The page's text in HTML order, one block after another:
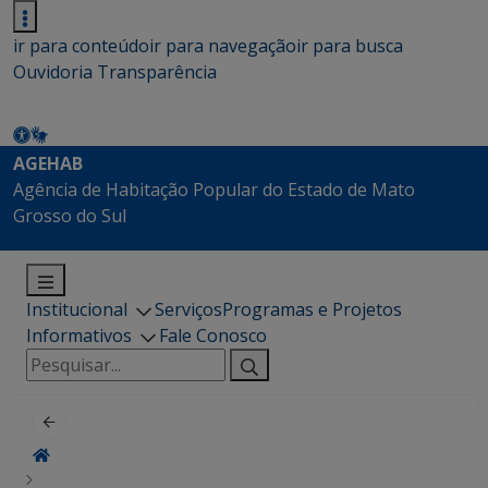
ir para conteúdoir para navegaçãoir para busca
Ouvidoria Transparência
AGEHAB
Agência de Habitação Popular do Estado de Mato
Grosso do Sul
Institucional ServiçosProgramas e Projetos
Informativos
Fale Conosco
Pesquisar
por: